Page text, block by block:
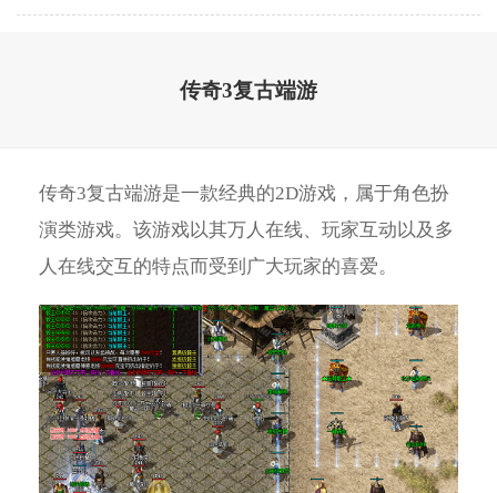
传奇3复古端游
传奇3复古端游是一款经典的2D游戏，属于角色扮
演类游戏。该游戏以其万人在线、玩家互动以及多
人在线交互的特点而受到广大玩家的喜爱。